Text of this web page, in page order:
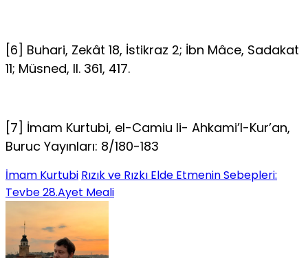
[6] Buhari, Zekât 18, İstikraz 2; İbn Mâce, Sadakat
11; Müsned, II. 361, 417.
[7] İmam Kurtubi, el-Camiu li- Ahkami’l-Kur’an,
Buruc Yayınları: 8/180-183
İmam Kurtubi Rızık ve Rızkı Elde Etmenin Sebepleri:
Tevbe 28.Ayet Meali